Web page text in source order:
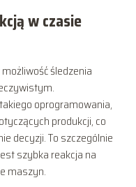
w czasie
śledzenia
oprogramowania,
produkcji, co
decyzji. To szczególnie
szybka reakcja na
maszyn.